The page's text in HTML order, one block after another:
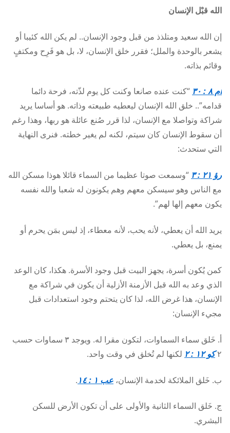
الله قبْل الإنسان
إن الله سعيد ومتلذذ من قبل وجود الإنسان.. لم يكن الله كئيبا أو
يشعر بالوحدة والملل؛ فقرر خلق الإنسان، لا، بل هو فَرِح ومكتفٍ
وقائم بذاته.
أم ٨ : ٣٠
“كنت عنده صانعا وكنت كل يوم لذّته، فرحة دائما
قدامه”.. خلق الله الإنسان ليعطيه طبيعته وذاته. هو أساسا يريد
شراكة وتواصلا مع الإنسان، لذا قرر صُنع عائلة هو ربها، وهذا رغم
أن سقوط الإنسان كان سيتم، لكنه لم يغير خطته. فنرى النهاية
التي ستحدث:
رؤ ٢١ : ٣
“وسمعت صوتا عظيما من السماء قائلا هوذا مسكن الله
مع الناس وهو سيسكن معهم وهم يكونون له شعبا والله نفسه
يكون معهم إلها لهم”.
يريد الله أن يعطي، لأنه يحب، لأنه معطاء، إذ ليس بمَن يحرم أو
يمنع، بل يعطي.
كمن يُكون أسرة، يجهز البيت قبل وجود الأسرة. هكذا، كان الوعد
الذي وعد به الله قبل الأزمنة الأزلية أن يكون في شراكة مع
الإنسان، هذا غرض الله، لذا كان يتحتم وجود استعدادات قبل
مجيء الإنسان:
أ. خَلق سماء السماوات، لتكون مقرا له. ويوجد ٣ سماوات حسب
٢ كو ١٢ : ٢ لكنها لم تُخلق في وقت واحد.
ب. خَلق الملائكة لخدمة الإنسان، عب ١ : ١٤ .
ج. خَلق السماء الثانية والأولى على أن تكون الأرض للسكن
البشري.